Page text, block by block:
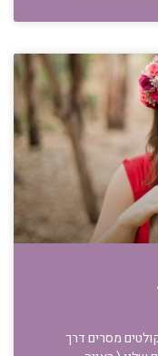
מסרים דרך